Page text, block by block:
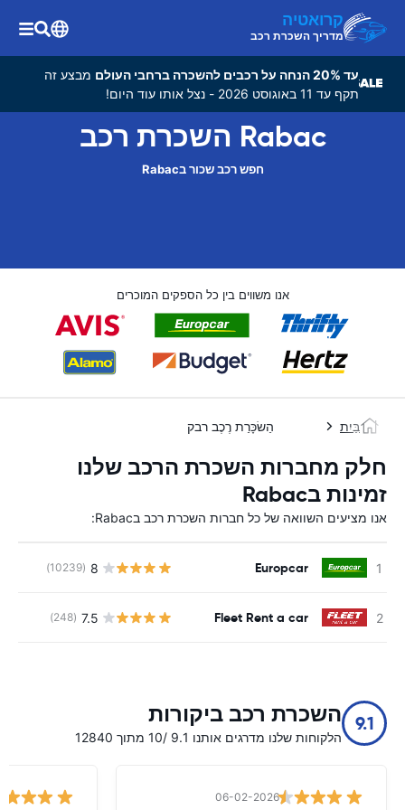
קרואטיה
מדריך השכרת רכב
עד 20% הנחה על רכבים להשכרה ברחבי העולם
מבצע זה
תקף עד 11 באוגוסט 2026 - נצל אותו עוד היום!
Rabac השכרת רכב
חפש רכב שכור בRabac
אנו משווים בין כל הספקים המוכרים
בַּיִת הַשׂכָּרַת רֶכֶב רבק
חלק מחברות השכרת הרכב שלנו
זמינות בRabac
אנו מציעים השוואה של כל חברות השכרת רכב בRabac:
Europcar
8
(10239)
Fleet Rent a car
7.5
(248)
9.1 השכרת רכב ביקורות
הלקוחות שלנו מדרגים אותנו 9.1 /10 מתוך 12840
06-02-2026